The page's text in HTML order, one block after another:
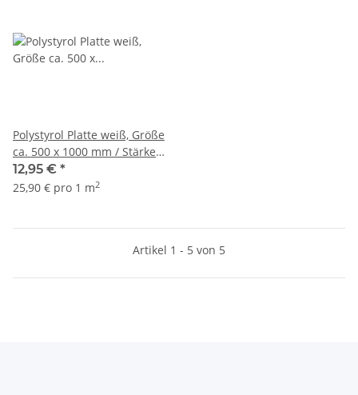
Polystyrol Platte weiß, Größe
ca. 500 x 1000 mm / Stärke
1,5 mm
12,95 € *
25,90 € pro 1 m2
Artikel 1 - 5 von 5